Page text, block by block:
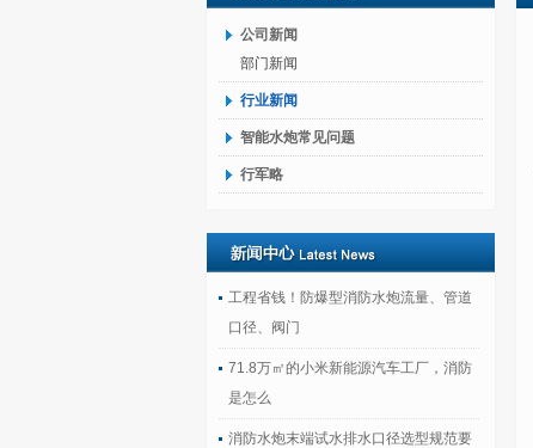
公司新闻
部门新闻
行业新闻
智能水炮常见问题
行军略
工程省钱！防爆型消防水炮流量、管道
口径、阀门
71.8万㎡的小米新能源汽车工厂，消防
是怎么
消防水炮末端试水排水口径选型规范要